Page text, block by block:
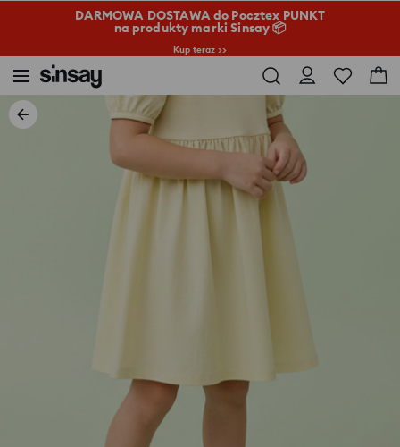
DARMOWA DOSTAWA do Pocztex PUNKT
na produkty marki Sinsay 📦
Kup teraz >>